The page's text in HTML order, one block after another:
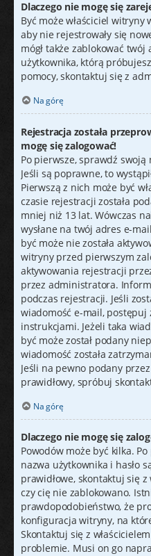
Dlaczego nie mogę się
Być może właściciel witryny
aby nie rejestrowały się
mógł także zablokować
użytkownika, którą
pomocy, skontaktuj się z
Na górę
Rejestracja została
mogę się zalogować!
Po pierwsze, sprawdź swoją
Jeśli są poprawne, to
Pierwszą z nich może być
czasie rejestracji została
mniej niż 13 lat. Wówczas
wysłane na twój adres e-
być może nie została
witryny przed pierwszym
aktywowania rejestracji
przez administratora.
podczas rejestracji. Jeśli
wiadomość e-mail,
instrukcjami. Jeżeli taka
być może został podany
wiadomość została
Jeśli na pewno podany
prawidłowy, spróbuj
Na górę
Dlaczego nie mogę się
Powodów może być kilka.
nazwa użytkownika i hasło
prawidłowe, skontaktuj się
czy cię nie zablokowano.
prawdopodobieństwo, że
konfiguracja witryny, na
Skontaktuj się z
problemie. Musi on go